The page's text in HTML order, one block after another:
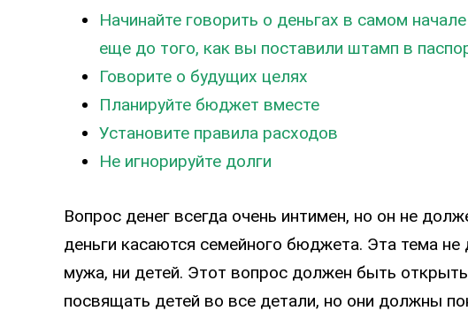
Начинайте говорить о деньгах в самом
еще до того, как вы поставили штамп в
Говорите о будущих целях
Планируйте бюджет вместе
Установите правила расходов
Не игнорируйте долги
Вопрос денег всегда очень интимен, но он не
деньги касаются семейного бюджета. Эта тема не
мужа, ни детей. Этот вопрос должен быть
посвящать детей во все детали, но они должны